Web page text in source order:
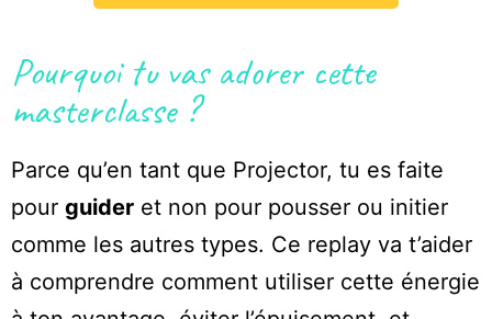
Pourquoi tu vas adorer cette
masterclasse ?
Parce qu’en tant que Projector, tu es faite
pour guider et non pour pousser ou initier
comme les autres types. Ce replay va t’aider
à comprendre comment utiliser cette énergie